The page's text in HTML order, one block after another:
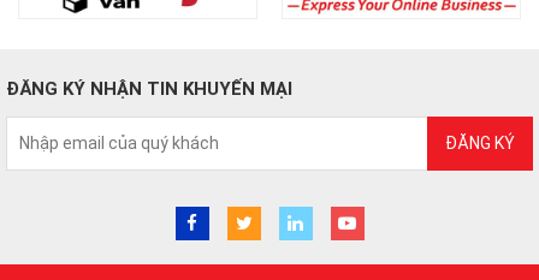
ĐĂNG KÝ NHẬN TIN KHUYẾN MẠI
ĐĂNG KÝ